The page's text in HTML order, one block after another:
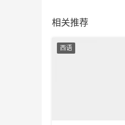
相关推荐
西语